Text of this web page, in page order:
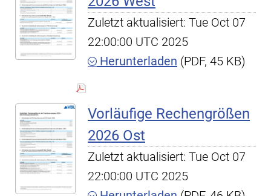
Zuletzt aktualisiert: Tue Oct 07
22:00:00 UTC 2025
Herunterladen (PDF, 45 KB)
Vorläufige Rechengrößen
2026 Ost
Zuletzt aktualisiert: Tue Oct 07
22:00:00 UTC 2025